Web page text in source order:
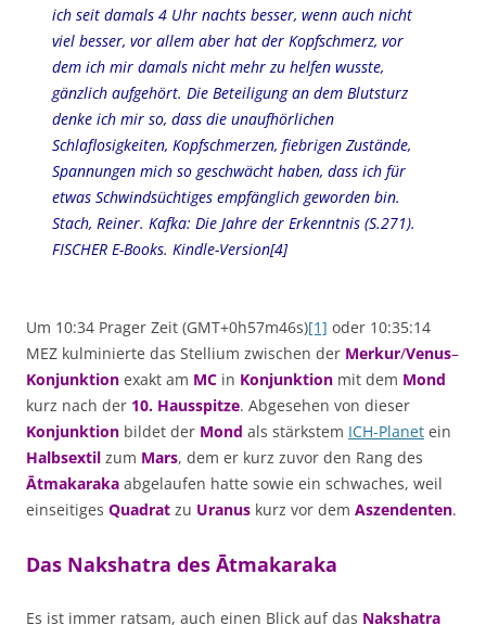
ich seit damals 4 Uhr nachts besser, wenn auch nicht
viel besser, vor allem aber hat der Kopfschmerz, vor
dem ich mir damals nicht mehr zu helfen wusste,
gänzlich aufgehört. Die Beteiligung an dem Blutsturz
denke ich mir so, dass die unaufhörlichen
Schlaflosigkeiten, Kopfschmerzen, fiebrigen Zustände,
Spannungen mich so geschwächt haben, dass ich für
etwas Schwindsüchtiges empfänglich geworden bin.
Stach, Reiner. Kafka: Die Jahre der Erkenntnis (S.271).
FISCHER E-Books. Kindle-Version[4]
Um 10:34 Prager Zeit (GMT+0h57m46s)[1] oder 10:35:14
MEZ kulminierte das Stellium zwischen der Merkur/Venus–
Konjunktion exakt am MC in Konjunktion mit dem Mond
kurz nach der 10. Hausspitze. Abgesehen von dieser
Konjunktion bildet der Mond als stärkstem ICH-Planet ein
Halbsextil zum Mars, dem er kurz zuvor den Rang des
Ātmakaraka abgelaufen hatte sowie ein schwaches, weil
einseitiges Quadrat zu Uranus kurz vor dem Aszendenten.
Das Nakshatra des Ātmakaraka
Es ist immer ratsam, auch einen Blick auf das Nakshatra